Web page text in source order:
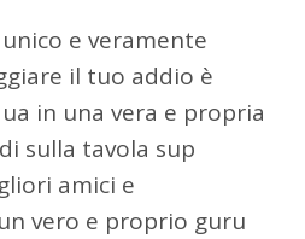
e veramente
il tuo addio è
in una vera e propria
sulla tavola sup
amici e
vero e proprio guru